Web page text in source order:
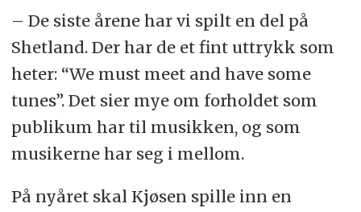
– De siste årene har vi spilt en del på
Shetland. Der har de et fint uttrykk som
heter: “We must meet and have some
tunes”. Det sier mye om forholdet som
publikum har til musikken, og som
musikerne har seg i mellom.
På nyåret skal Kjøsen spille inn en